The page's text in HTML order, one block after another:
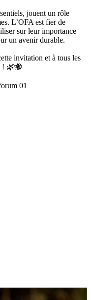
jouent un rôle
L’OFA est fier de
sur leur importance
un avenir durable.
invitation et à tous les
! 🌿🐝